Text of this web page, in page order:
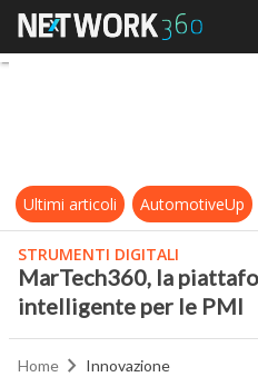
Ultimi articoli AutomotiveUp
STRUMENTI DIGITALI
MarTech360, la
intelligente per le PMI
Home Innovazione